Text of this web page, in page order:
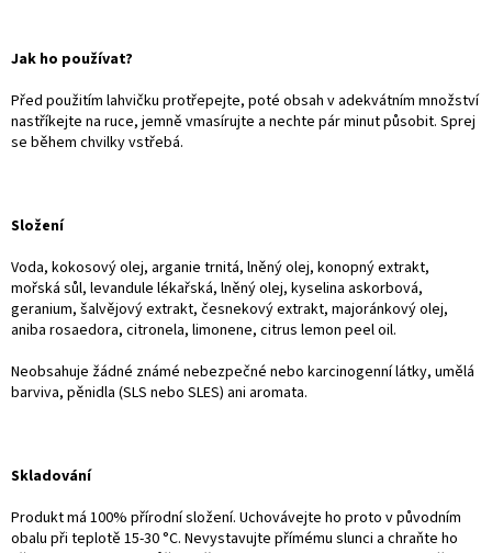
Jak ho používat?
Před použitím lahvičku protřepejte, poté obsah v adekvátním množství
nastříkejte na ruce, jemně vmasírujte a nechte pár minut působit. Sprej
se během chvilky vstřebá.
Složení
Voda, kokosový olej, arganie trnitá, lněný olej, konopný extrakt,
mořská sůl, levandule lékařská, lněný olej, kyselina askorbová,
geranium, šalvějový extrakt, česnekový extrakt, majoránkový olej,
aniba rosaedora, citronela, limonene, citrus lemon peel oil.
Neobsahuje žádné známé nebezpečné nebo karcinogenní látky, umělá
barviva, pěnidla (SLS nebo SLES) ani aromata.
Skladování
Produkt má 100% přírodní složení. Uchovávejte ho proto v původním
obalu při teplotě 15-30 °C. Nevystavujte přímému slunci a chraňte ho